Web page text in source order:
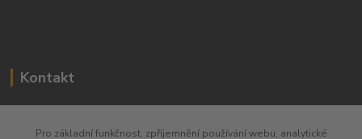
Kontakt
Pro základní funkčnost, zpříjemnění používání webu, analytické